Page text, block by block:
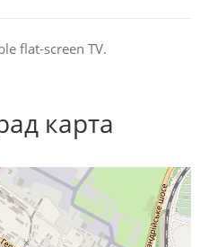
flat-screen TV.
карта